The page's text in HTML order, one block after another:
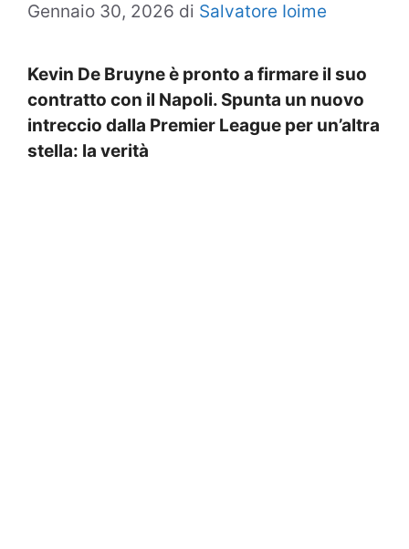
Gennaio 30, 2026 di Salvatore Ioime
Kevin De Bruyne è pronto a firmare il suo
contratto con il Napoli. Spunta un nuovo
intreccio dalla Premier League per un’altra
stella: la verità